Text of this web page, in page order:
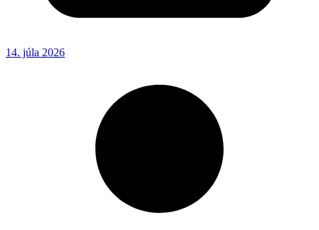
14. júla 2026